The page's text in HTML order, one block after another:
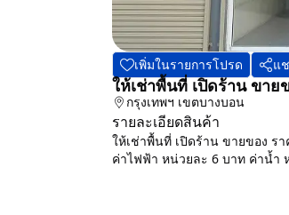
เพิ่มในรายการโปรด แ
ให้เช่าพื้นที่ เปิดร้าน ขาย
กรุงเทพฯ เขตบางบอน
รายละเอียดสินค้า
ให้เช่าพื้นที่ เปิดร้าน ขายของ ร
ค่าไฟฟ้า หน่วยละ 6 บาท ค่าน้ำ